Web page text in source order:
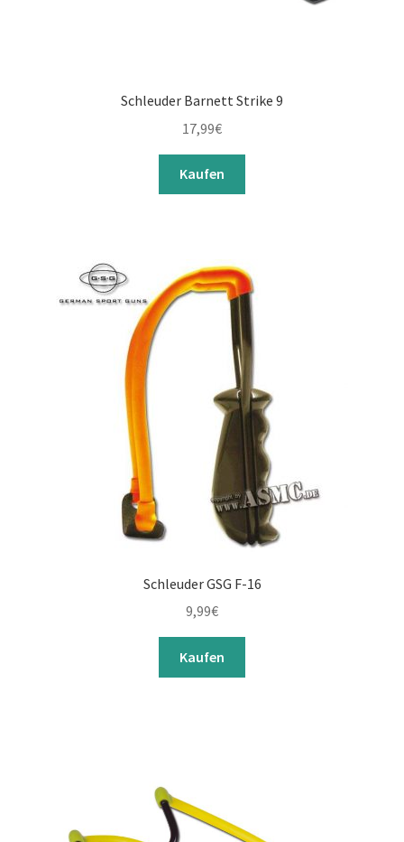
Schleuder Barnett Strike 9
17,99€
Kaufen
Schleuder GSG F-16
9,99€
Kaufen